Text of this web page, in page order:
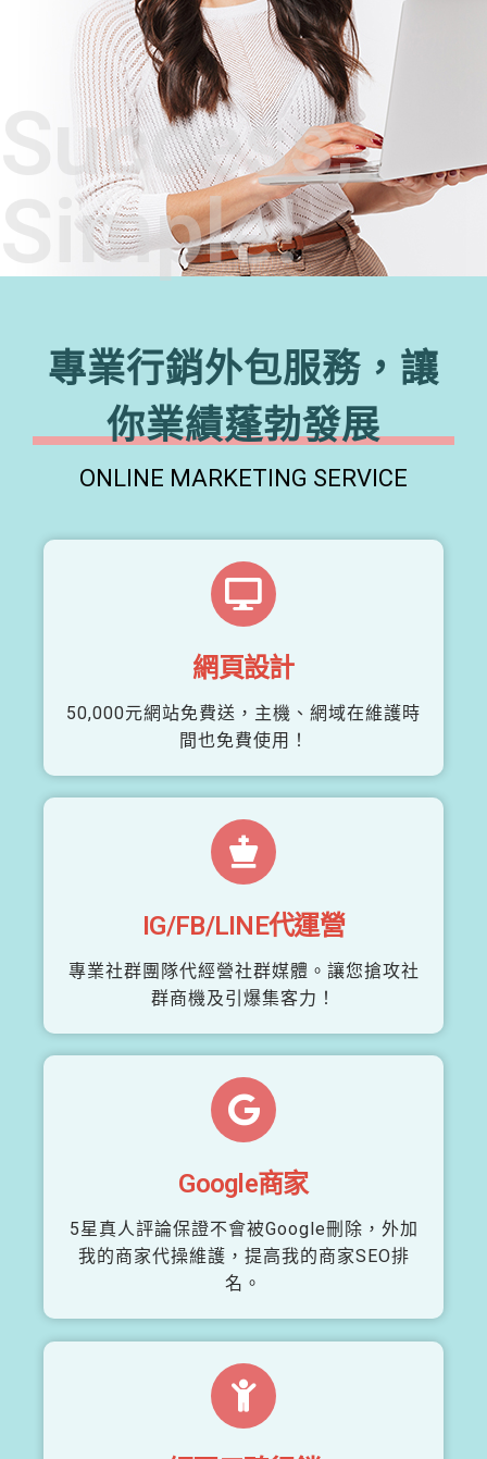
Success,
Simple!
專業行銷外包服務，讓
你業績蓬勃發展
ONLINE MARKETING SERVICE
網頁設計
50,000元網站免費送，主機、網域在維護時
間也免費使用！
IG/FB/LINE代運營
專業社群團隊代經營社群媒體。讓您搶攻社
群商機及引爆集客力！
Google商家
5星真人評論保證不會被Google刪除，外加
我的商家代操維護，提高我的商家SEO排
名。